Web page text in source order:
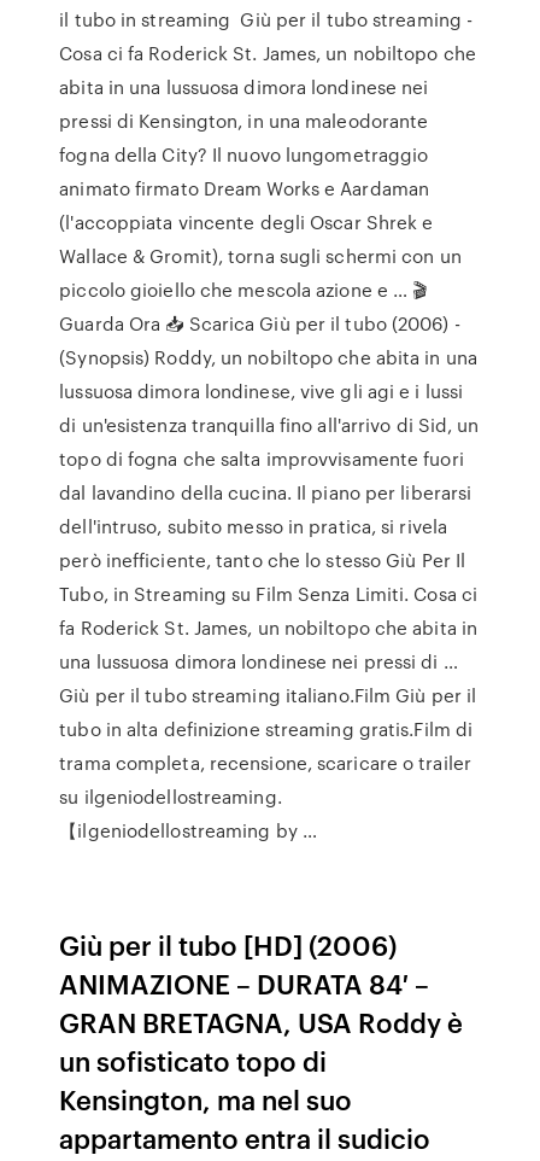
il tubo in streaming Giù per il tubo streaming -
Cosa ci fa Roderick St. James, un nobiltopo che
abita in una lussuosa dimora londinese nei
pressi di Kensington, in una maleodorante
fogna della City? Il nuovo lungometraggio
animato firmato Dream Works e Aardaman
(l'accoppiata vincente degli Oscar Shrek e
Wallace & Gromit), torna sugli schermi con un
piccolo gioiello che mescola azione e … 🎬
Guarda Ora 📥 Scarica Giù per il tubo (2006) -
(Synopsis) Roddy, un nobiltopo che abita in una
lussuosa dimora londinese, vive gli agi e i lussi
di un'esistenza tranquilla fino all'arrivo di Sid, un
topo di fogna che salta improvvisamente fuori
dal lavandino della cucina. Il piano per liberarsi
dell'intruso, subito messo in pratica, si rivela
però inefficiente, tanto che lo stesso Giù Per Il
Tubo, in Streaming su Film Senza Limiti. Cosa ci
fa Roderick St. James, un nobiltopo che abita in
una lussuosa dimora londinese nei pressi di …
Giù per il tubo streaming italiano.Film Giù per il
tubo in alta definizione streaming gratis.Film di
trama completa, recensione, scaricare o trailer
su ilgeniodellostreaming.
【ilgeniodellostreaming by …
Giù per il tubo [HD] (2006)
ANIMAZIONE – DURATA 84′ –
GRAN BRETAGNA, USA Roddy è
un sofisticato topo di
Kensington, ma nel suo
appartamento entra il sudicio